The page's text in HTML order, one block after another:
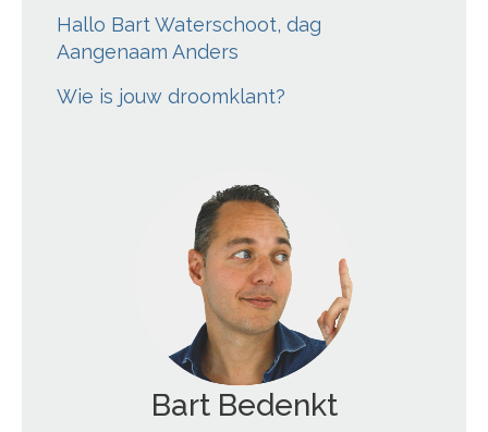
Hallo Bart Waterschoot, dag
Aangenaam Anders
Wie is jouw droomklant?
';
Bart Blogt